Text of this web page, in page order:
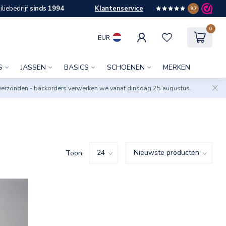
sinds 1994 Klantenservice 9.7
EUR
0
JASSEN BASICS SCHOENEN MERKEN
- backorders verwerken we vanaf dinsdag 25 augustus.
Toon: